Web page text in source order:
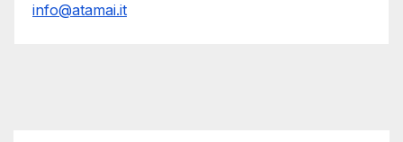
info@atamai.it